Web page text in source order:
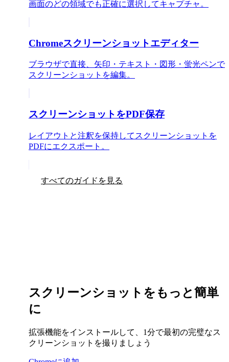
画面のどの領域でも正確に選択してキャプチャ。
Chromeスクリーンショットエディター
ブラウザで直接、矢印・テキスト・図形・蛍光ペンで
スクリーンショットを編集。
スクリーンショットをPDF保存
レイアウトと注釈を保持してスクリーンショットを
PDFにエクスポート。
すべてのガイドを見る
スクリーンショットをもっと簡単
に
拡張機能をインストールして、1分で最初の完璧なス
クリーンショットを撮りましょう